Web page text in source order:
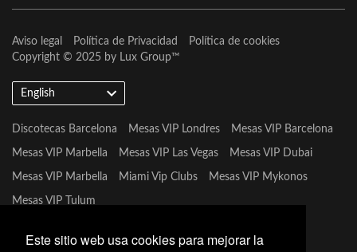
Este sitio web usa cookies para mejorar la
Aviso legal Política de Privacidad
Política de cookies
Copyright © 2025 by Lux Group™
English
Discotecas Barcelona Mesas VIP Londres Mesas VIP Barcelona
Mesas VIP Marbella Mesas VIP Las Vegas Mesas VIP Dubai
Mesas VIP Marbella Miami Vip Clubs Mesas VIP Mykonos
Mesas VIP Tulum